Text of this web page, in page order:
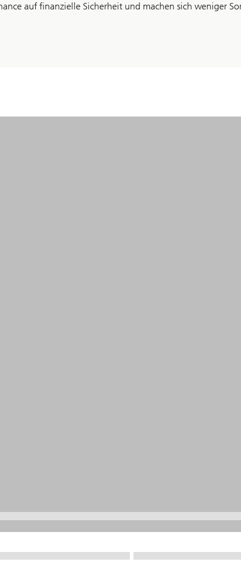
auf finanzielle Sicherheit und machen sich weniger